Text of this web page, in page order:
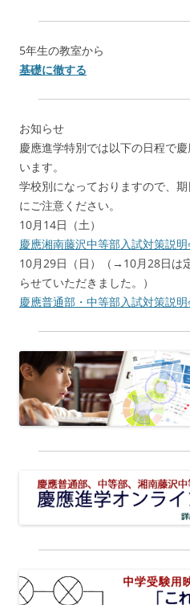
5年生の教室から
基礎に徹する
お知らせ
慶應進学特別では以下の日程で
います。
学校別になっておりますので、
にご注意ください。
10月14日（土）
慶應湘南藤沢中等部入試対策説
10月29日（日）（→10月28日は
らせていただきました。）
慶應普通部・中等部入試対策説